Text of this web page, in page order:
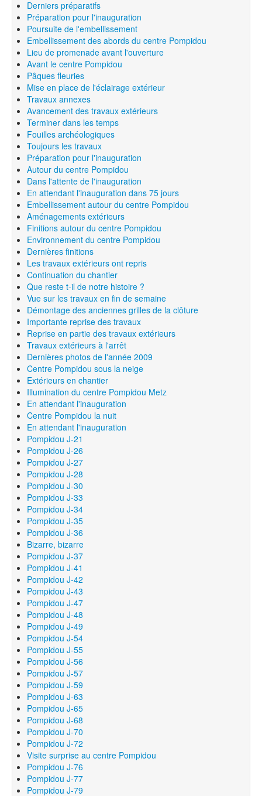
Derniers préparatifs
Préparation pour l'inauguration
Poursuite de l'embellissement
Embellissement des abords du centre Pompidou
Lieu de promenade avant l'ouverture
Avant le centre Pompidou
Pâques fleuries
Mise en place de l'éclairage extérieur
Travaux annexes
Avancement des travaux extérieurs
Terminer dans les temps
Fouilles archéologiques
Toujours les travaux
Préparation pour l'inauguration
Autour du centre Pompidou
Dans l'attente de l'inauguration
En attendant l'inauguration dans 75 jours
Embellissement autour du centre Pompidou
Aménagements extérieurs
Finitions autour du centre Pompidou
Environnement du centre Pompidou
Dernières finitions
Les travaux extérieurs ont repris
Continuation du chantier
Que reste t-il de notre histoire ?
Vue sur les travaux en fin de semaine
Démontage des anciennes grilles de la clôture
Importante reprise des travaux
Reprise en partie des travaux extérieurs
Travaux extérieurs à l'arrêt
Dernières photos de l'année 2009
Centre Pompidou sous la neige
Extérieurs en chantier
Illumination du centre Pompidou Metz
En attendant l'inauguration
Centre Pompidou la nuit
En attendant l'inauguration
Pompidou J-21
Pompidou J-26
Pompidou J-27
Pompidou J-28
Pompidou J-30
Pompidou J-33
Pompidou J-34
Pompidou J-35
Pompidou J-36
Bizarre, bizarre
Pompidou J-37
Pompidou J-41
Pompidou J-42
Pompidou J-43
Pompidou J-47
Pompidou J-48
Pompidou J-49
Pompidou J-54
Pompidou J-55
Pompidou J-56
Pompidou J-57
Pompidou J-59
Pompidou J-63
Pompidou J-65
Pompidou J-68
Pompidou J-70
Pompidou J-72
Visite surprise au centre Pompidou
Pompidou J-76
Pompidou J-77
Pompidou J-79